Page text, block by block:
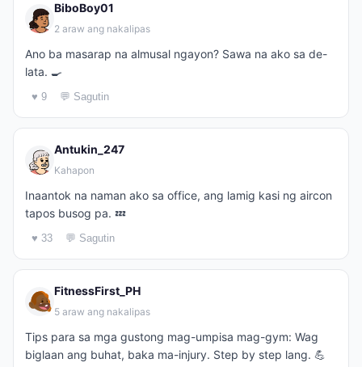
BiboBoy01
2 araw ang nakalipas
Ano ba masarap na almusal ngayon? Sawa na ako sa de-
lata. 🍳
♥ 9 💬 Sagutin
Antukin_247
Kahapon
Inaantok na naman ako sa office, ang lamig kasi ng aircon
tapos busog pa. 💤
♥ 33 💬 Sagutin
FitnessFirst_PH
5 araw ang nakalipas
Tips para sa mga gustong mag-umpisa mag-gym: Wag
biglaan ang buhat, baka ma-injury. Step by step lang. 💪